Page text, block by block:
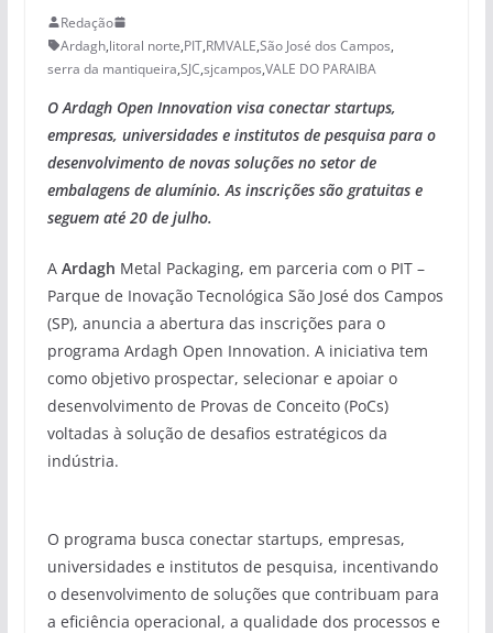
Redação
Ardagh,litoral norte,PIT,RMVALE,São José dos Campos,
serra da mantiqueira,SJC,sjcampos,VALE DO PARAIBA
O Ardagh Open Innovation visa conectar startups,
empresas, universidades e institutos de pesquisa para o
desenvolvimento de novas soluções no setor de
embalagens de alumínio. As inscrições são gratuitas e
seguem até 20 de julho.
AArdagh Metal Packaging, em parceria com o PIT –
Parque de Inovação Tecnológica São José dos Campos
(SP), anuncia a abertura das inscrições para o
programa Ardagh Open Innovation. A iniciativa tem
como objetivo prospectar, selecionar e apoiar o
desenvolvimento de Provas de Conceito (PoCs)
voltadas à solução de desafios estratégicos da
indústria.
O programa busca conectar startups, empresas,
universidades e institutos de pesquisa, incentivando
o desenvolvimento de soluções que contribuam para
a eficiência operacional, a qualidade dos processos e